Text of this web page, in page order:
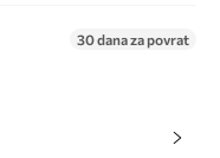
30 dana za povrat